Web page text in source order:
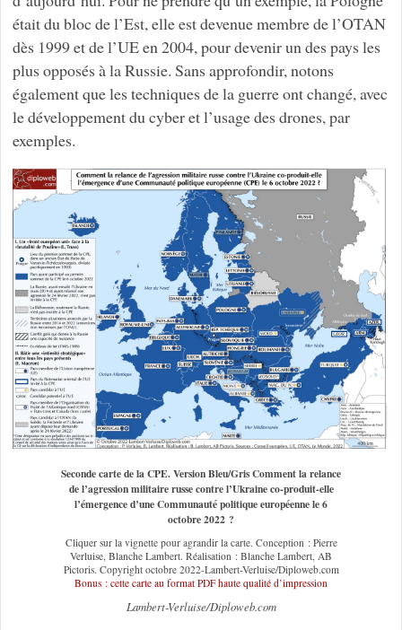
était du bloc de l’Est, elle est devenue membre de l’OTAN
dès 1999 et de l’UE en 2004, pour devenir un des pays les
plus opposés à la Russie. Sans approfondir, notons
également que les techniques de la guerre ont changé, avec
le développement du cyber et l’usage des drones, par
exemples.
Seconde carte de la CPE. Version Bleu/Gris Comment la relance
de l’agression militaire russe contre l’Ukraine co-produit-elle
l’émergence d’une Communauté politique européenne le 6
octobre 2022 ?
Cliquer sur la vignette pour agrandir la carte. Conception : Pierre
Verluise, Blanche Lambert. Réalisation : Blanche Lambert, AB
Pictoris. Copyright octobre 2022-Lambert-Verluise/Diploweb.com
Bonus : cette carte au format PDF haute qualité d’impression
Lambert-Verluise/Diploweb.com